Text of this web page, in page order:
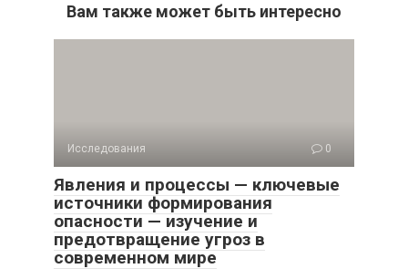
Вам также может быть интересно
Исследования 0
Явления и процессы — ключевые
источники формирования
опасности — изучение и
предотвращение угроз в
современном мире